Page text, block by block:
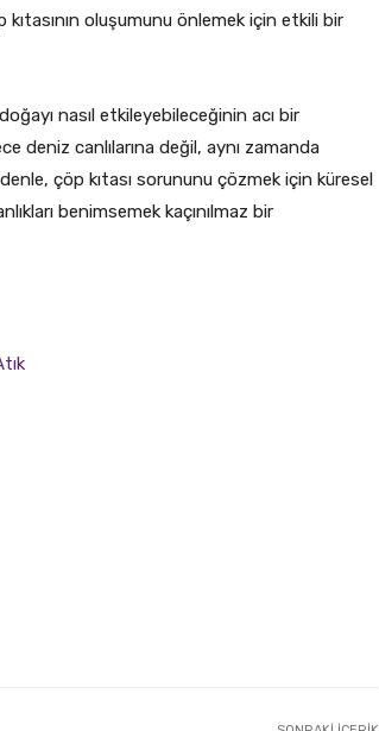
oluşumunu önlemek için etkili bir
nasıl etkileyebileceğinin acı bir
deniz canlılarına değil, aynı zamanda
çöp kıtası sorununu çözmek için küresel
benimsemek kaçınılmaz bir